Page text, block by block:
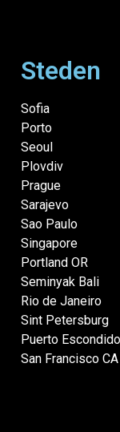
Steden
Sofia
Porto
Seoul
Plovdiv
Prague
Sarajevo
Sao Paulo
Singapore
Portland OR
Seminyak Bali
Rio de Janeiro
Sint Petersburg
Puerto Escondido
San Francisco CA